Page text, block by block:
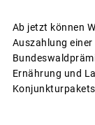
Ab jetzt können
Auszahlung
Ernährung und